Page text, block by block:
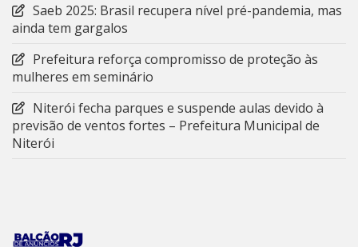
Saeb 2025: Brasil recupera nível pré-pandemia, mas
ainda tem gargalos
Prefeitura reforça compromisso de proteção às
mulheres em seminário
Niterói fecha parques e suspende aulas devido à
previsão de ventos fortes – Prefeitura Municipal de
Niterói